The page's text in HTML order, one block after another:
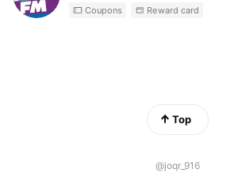
Coupons Reward card
Top
@joqr_916